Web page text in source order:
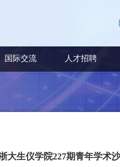
国际交流 人才招聘
生仪学院227期青年学术